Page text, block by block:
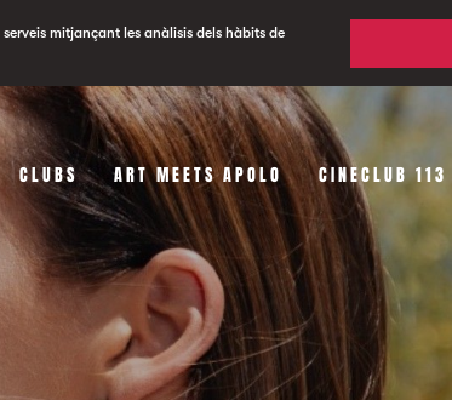
mitjançant les anàlisis dels hàbits de
CLUBS ART MEETS APOLO CINECLUB 113